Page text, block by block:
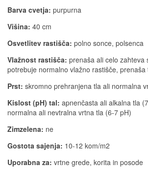
Barva cvetja: purpurna
Višina: 40 cm
Osvetlitev rastišča: polno sonce, polsenca
Vlažnost rastišča: prenaša ali celo zahteva
potrebuje normalno vlažno rastišče, prenaša
Prst: skromno prehranjena tla ali normalna
Kislost (pH) tal: apnenčasta ali alkalna tla
normalna ali nevtralna vrtna tla (6-7 pH)
Zimzelena: ne
Gostota sajenja: 10-12 kom/m2
Uporabna za: vrtne grede, korita in posode